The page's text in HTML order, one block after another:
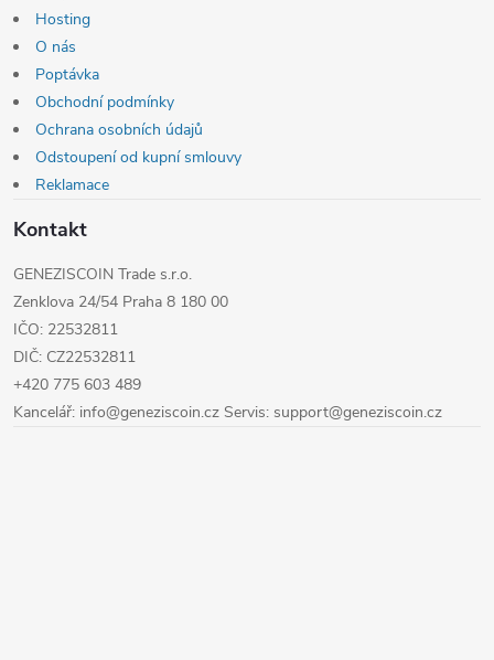
u
Hosting
O nás
Poptávka
Obchodní podmínky
Ochrana osobních údajů
Odstoupení od kupní smlouvy
Reklamace
Kontakt
GENEZISCOIN Trade s.r.o.
Zenklova 24/54 Praha 8 180 00
IČO: 22532811
DIČ: CZ22532811
+420 775 603 489
Kancelář: info@geneziscoin.cz Servis: support@geneziscoin.cz